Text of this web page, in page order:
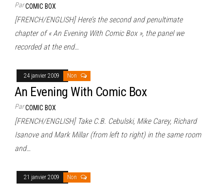
ParCOMIC BOX
[FRENCH/ENGLISH] Here’s the second and penultimate
chapter of « An Evening With Comic Box », the panel we
recorded at the end…
24 janvier 2009 Non
An Evening With Comic Box
ParCOMIC BOX
[FRENCH/ENGLISH] Take C.B. Cebulski, Mike Carey, Richard
Isanove and Mark Millar (from left to right) in the same room
and…
21 janvier 2009 Non